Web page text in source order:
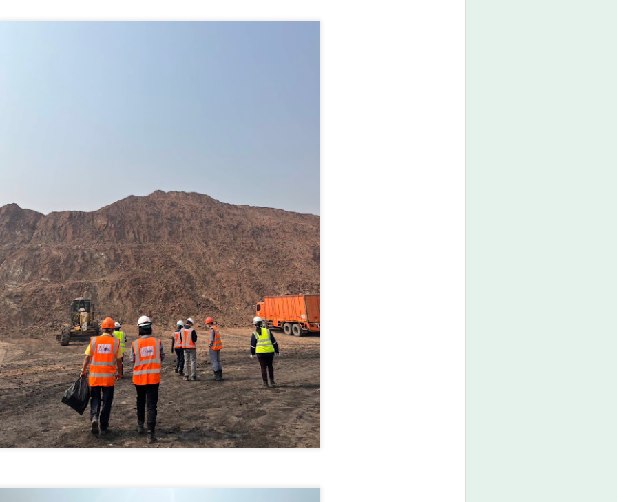
มื่อวันที่ 5 สิงหาคม 2569 — มูลนิธิกองทุนนิยมไทย ร่วมกับกระทรวง
ฒนธรรม โดยกรมส่งเสริมวัฒนธรรม แถลงข่าวเปิดตัวโครงการประกวดอัต
กษณ์อาหารภูมิภาค "รสถิ่นไทย" ณ มูลนิธิกองทุนนิยมไทย เขตบางรัก
รุงเทพฯ เพื่อรวบรวม ยกระดับ และส่งเสริมอัตลักษณ์อาหารท้องถิ่นไทยสู่
ารสร้างมูลค่าเพิ่มทางเศรษฐกิจ และการท่องเที่ยวเชิงอาหาร อย่างยั่งยืน
านแถลงข่า
6
นครบาล 1 กัดไม่ปล่อย! แกะรอยขยายผลกลุ่มนักบิน จับ
ไอซ์ล๊อตมหึมากว่า 300 โล ก่อนเข้ากลางกรุง
ครบาล 1 กัดไม่ปล่อย! แกะรอยขยายผลกลุ่มนักบิน จับไอซ์ล๊อตมหึมากว่า
โล ก่อนเข้ากลางกรุง
อนไปเมื่อ 16 มี.ค.2569 ที่ผ่านมา กก.สืบสวนนครบาล 1 บช.น.
5
วธ. เดินหน้าจัดตั้ง และรับรองวัดคาทอลิกแห่งใหม่หนุน
บทบาทศาสนสถาน เป็นแหล่งปลูกฝังคุณธรรมของศาสนิ
กชน
ธ. เดินหน้าจัดตั้ง และรับรองวัดคาทอลิกแห่งใหม่หนุนบทบาทศาสนสถาน
างสาวซาบีดา ไทยเศรษฐ์ รัฐมนตรีว่าการกระทรวงวัฒนธรรม (รมว.วธ.)